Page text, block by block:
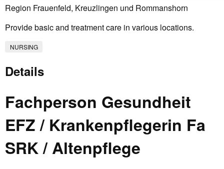
Region Frauenfeld, Kreuzlingen und Rommanshorn
Provide basic and treatment care in various locations.
NURSING
Details
Fachperson Gesundheit
EFZ / Krankenpflegerin Fa
SRK / Altenpflege